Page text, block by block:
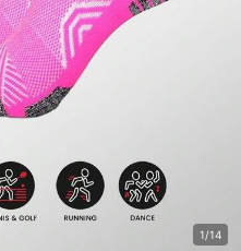
1/14